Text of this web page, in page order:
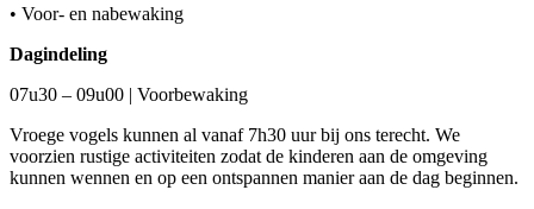
• Voor- en nabewaking
Dagindeling
07u30 – 09u00 | Voorbewaking
Vroege vogels kunnen al vanaf 7h30 uur bij ons terecht. We
voorzien rustige activiteiten zodat de kinderen aan de omgeving
kunnen wennen en op een ontspannen manier aan de dag beginnen.